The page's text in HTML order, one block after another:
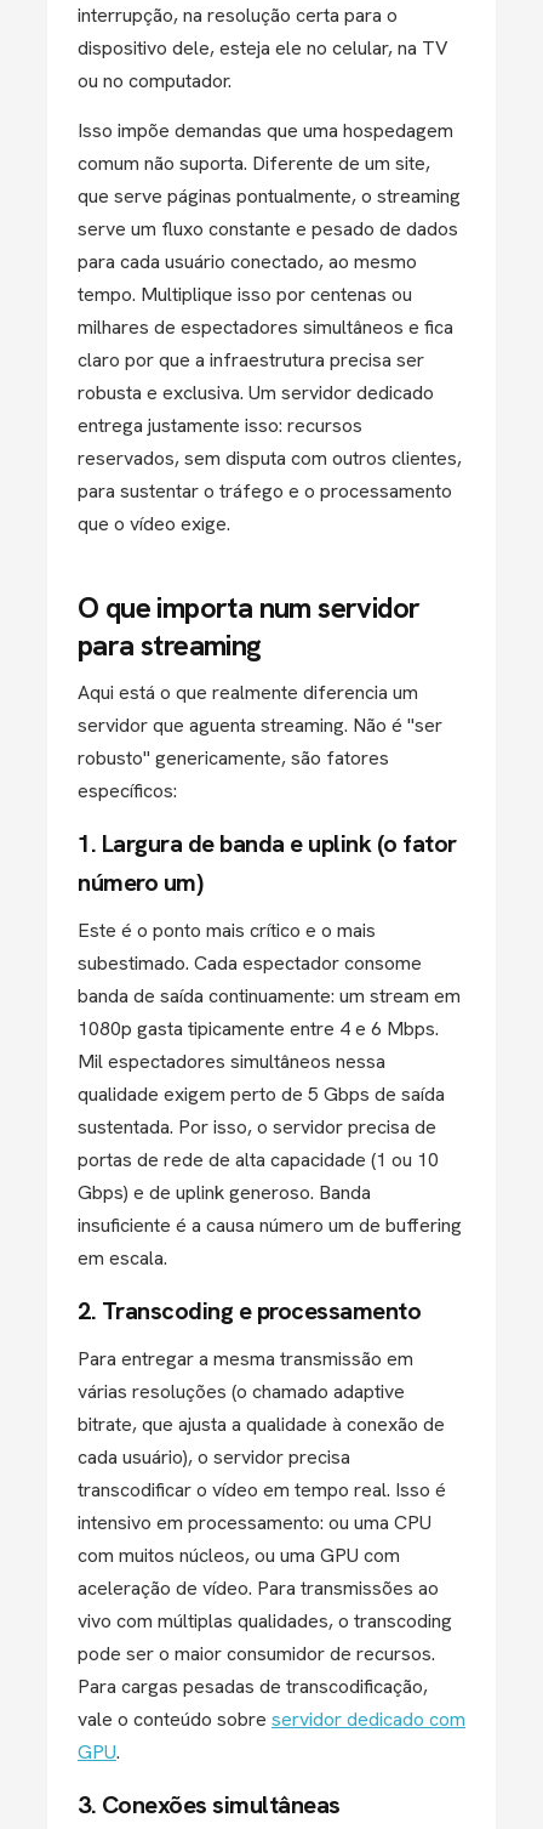
interrupção, na resolução certa para o
dispositivo dele, esteja ele no celular, na TV
ou no computador.
Isso impõe demandas que uma hospedagem
comum não suporta. Diferente de um site,
que serve páginas pontualmente, o streaming
serve um fluxo constante e pesado de dados
para cada usuário conectado, ao mesmo
tempo. Multiplique isso por centenas ou
milhares de espectadores simultâneos e fica
claro por que a infraestrutura precisa ser
robusta e exclusiva. Um servidor dedicado
entrega justamente isso: recursos
reservados, sem disputa com outros clientes,
para sustentar o tráfego e o processamento
que o vídeo exige.
O que importa num servidor
para streaming
Aqui está o que realmente diferencia um
servidor que aguenta streaming. Não é "ser
robusto" genericamente, são fatores
específicos:
1. Largura de banda e uplink (o fator
número um)
Este é o ponto mais crítico e o mais
subestimado. Cada espectador consome
banda de saída continuamente: um stream em
1080p gasta tipicamente entre 4 e 6 Mbps.
Mil espectadores simultâneos nessa
qualidade exigem perto de 5 Gbps de saída
sustentada. Por isso, o servidor precisa de
portas de rede de alta capacidade (1 ou 10
Gbps) e de uplink generoso. Banda
insuficiente é a causa número um de buffering
em escala.
2. Transcoding e processamento
Para entregar a mesma transmissão em
várias resoluções (o chamado adaptive
bitrate, que ajusta a qualidade à conexão de
cada usuário), o servidor precisa
transcodificar o vídeo em tempo real. Isso é
intensivo em processamento: ou uma CPU
com muitos núcleos, ou uma GPU com
aceleração de vídeo. Para transmissões ao
vivo com múltiplas qualidades, o transcoding
pode ser o maior consumidor de recursos.
Para cargas pesadas de transcodificação,
vale o conteúdo sobre servidor dedicado com
GPU.
3. Conexões simultâneas